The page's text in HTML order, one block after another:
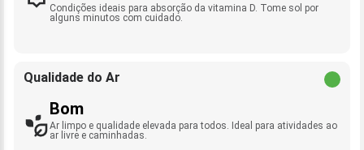
Condições ideais para absorção da vitamina D. Tome sol por
alguns minutos com cuidado.
Qualidade do Ar
Bom
Ar limpo e qualidade elevada para todos. Ideal para atividades ao
ar livre e caminhadas.